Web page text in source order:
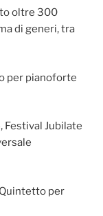
oltre 300
di generi, tra
per pianoforte
Festival Jubilate
per